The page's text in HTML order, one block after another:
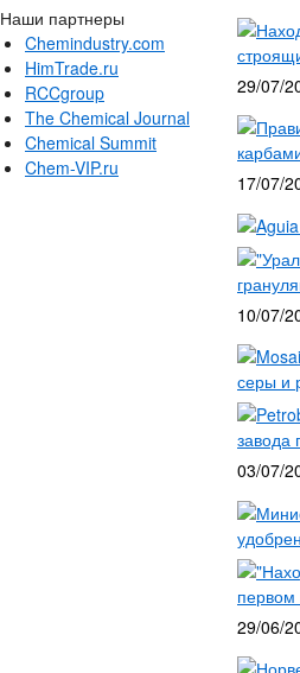
Наши партнеры
Chemindustry.com
HimTrade.ru
RCCgroup
The Chemical Journal
Chemical Summit
Chem-VIP.ru
29/07/
17/07/
10/07/
серы и
завода
03/07/
первом
29/06/